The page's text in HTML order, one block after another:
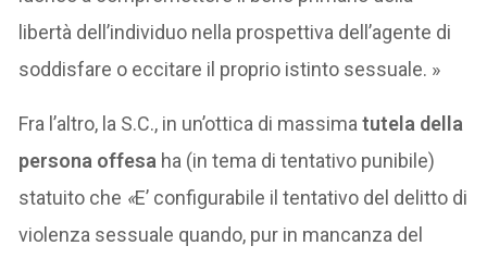
libertà dell’individuo nella prospettiva dell’agente di
soddisfare o eccitare il proprio istinto sessuale. »
Fra l’altro, la S.C., in un’ottica di massimatutela della
persona offesa ha (in tema di tentativo punibile)
statuito che «E’ configurabile il tentativo del delitto di
violenza sessuale quando, pur in mancanza del